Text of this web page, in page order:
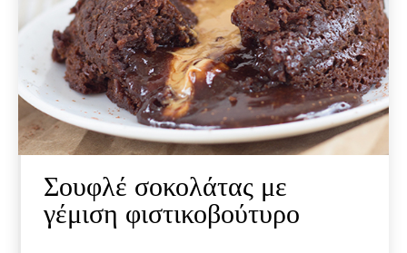
Σουφλέ σοκολάτας με
γέμιση φιστικοβούτυρο